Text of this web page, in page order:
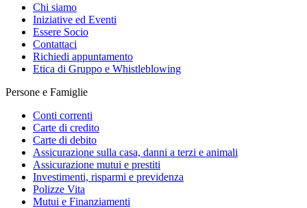
Chi siamo
Iniziative ed Eventi
Essere Socio
Contattaci
Richiedi appuntamento
Etica di Gruppo e Whistleblowing
Persone e Famiglie
Conti correnti
Carte di credito
Carte di debito
Assicurazione sulla casa, danni a terzi e animali
Assicurazione mutui e prestiti
Investimenti, risparmi e previdenza
Polizze Vita
Mutui e Finanziamenti